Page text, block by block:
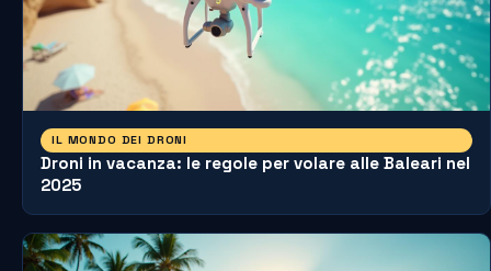
IL MONDO DEI DRONI
Droni in vacanza: le regole per volare alle Baleari nel
2025